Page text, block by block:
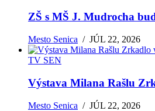
ZŠ s MŠ J. Mudrocha
Mesto Senica /JÚL 22, 2026
TV SEN
Výstava Milana Rašlu
Mesto Senica /JÚL 22, 2026